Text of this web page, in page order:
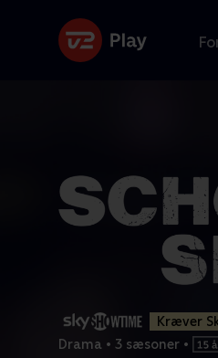
Kræver
Drama • 3 sæsoner •